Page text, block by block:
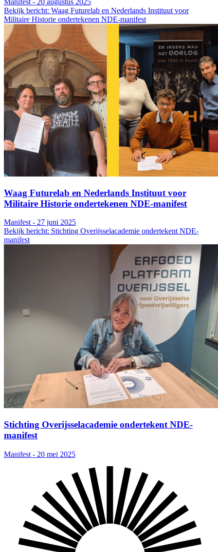
Bekijk bericht: Waag Futurelab en Nederlands Instituut voor
Militaire Historie ondertekenen NDE-manifest
Waag Futurelab en Nederlands Instituut voor
Militaire Historie ondertekenen NDE-manifest
Manifest - 27 juni 2025
Bekijk bericht: Stichting Overijsselacademie ondertekent NDE-
manifest
Stichting Overijsselacademie ondertekent NDE-
manifest
Manifest - 20 mei 2025